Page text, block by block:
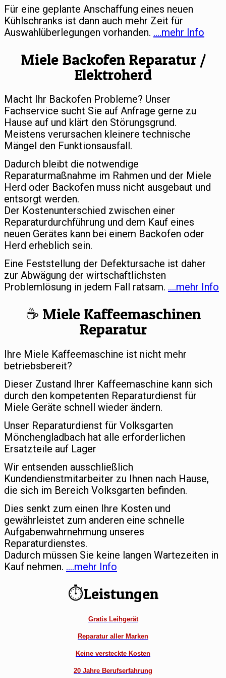
Für eine geplante Anschaffung eines neuen
Kühlschranks ist dann auch mehr Zeit für
Auswahlüberlegungen vorhanden. ….mehr Info
Miele Backofen Reparatur /
Elektroherd
Macht Ihr Backofen Probleme? Unser
Fachservice sucht Sie auf Anfrage gerne zu
Hause auf und klärt den Störungsgrund.
Meistens verursachen kleinere technische
Mängel den Funktionsausfall.
Dadurch bleibt die notwendige
Reparaturmaßnahme im Rahmen und der Miele
Herd oder Backofen muss nicht ausgebaut und
entsorgt werden.
Der Kostenunterschied zwischen einer
Reparaturdurchführung und dem Kauf eines
neuen Gerätes kann bei einem Backofen oder
Herd erheblich sein.
Eine Feststellung der Defektursache ist daher
zur Abwägung der wirtschaftlichsten
Problemlösung in jedem Fall ratsam. ….mehr Info
☕️ Miele Kaffeemaschinen
Reparatur
Ihre Miele Kaffeemaschine ist nicht mehr
betriebsbereit?
Dieser Zustand Ihrer Kaffeemaschine kann sich
durch den kompetenten Reparaturdienst für
Miele Geräte schnell wieder ändern.
Unser Reparaturdienst für Volksgarten
Mönchengladbach hat alle erforderlichen
Ersatzteile auf Lager
Wir entsenden ausschließlich
Kundendienstmitarbeiter zu Ihnen nach Hause,
die sich im Bereich Volksgarten befinden.
Dies senkt zum einen Ihre Kosten und
gewährleistet zum anderen eine schnelle
Aufgabenwahrnehmung unseres
Reparaturdienstes.
Dadurch müssen Sie keine langen Wartezeiten in
Kauf nehmen. ….mehr Info
⏱Leistungen
Gratis Leihgerät
Reparatur aller Marken
Keine versteckte Kosten
20 Jahre Berufserfahrung